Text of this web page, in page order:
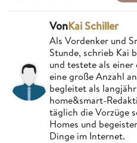
VonKai Schiller
Als Vordenker und
Stunde, schrieb Kai
und testete als
eine große Anzahl
begleitet als
home&smart-
täglich die Vorzüge
Homes und
Dinge im Internet.